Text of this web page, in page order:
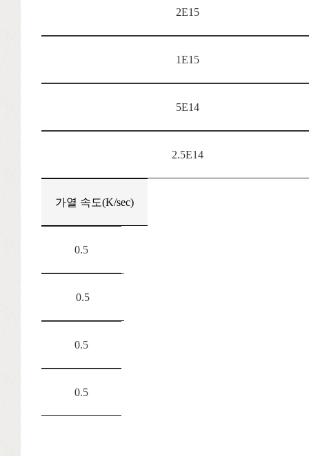
2E15
1E15
5E14
2.5E14
가열 속도(K/sec)
0.5
0.5
0.5
0.5